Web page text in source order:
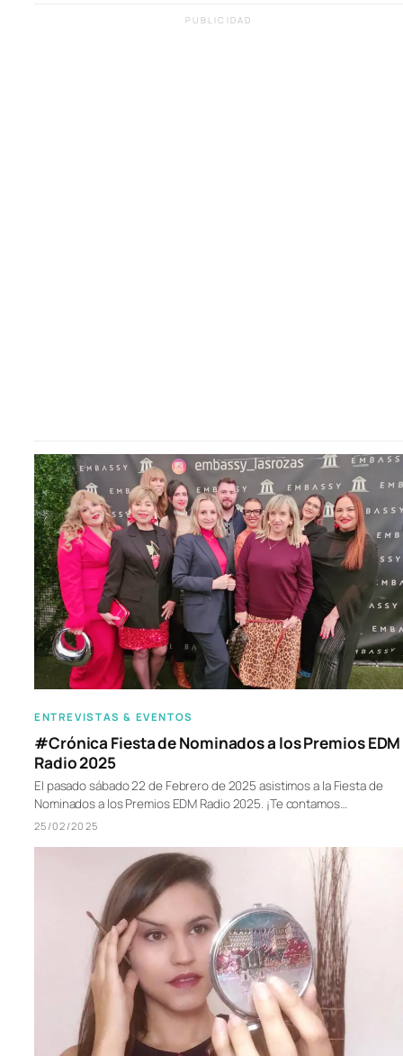
PUBLICIDAD
ENTREVISTAS & EVENTOS
#Crónica Fiesta de Nominados a los Premios EDM
Radio 2025
El pasado sábado 22 de Febrero de 2025 asistimos a la Fiesta de
Nominados a los Premios EDM Radio 2025. ¡Te contamos…
25/02/2025